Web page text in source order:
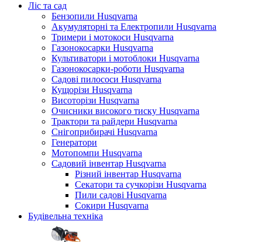
Ліс та сад
Бензопили Husqvarna
Акумуляторні та Електропили Husqvarna
Тримери і мотокоси Husqvarna
Газонокосарки Husqvarna
Культиватори і мотоблоки Husqvarna
Газонокосарки-роботи Husqvarna
Садові пилососи Husqvarna
Кущорізи Husqvarna
Висоторізи Husqvarna
Очисники високого тиску Husqvarna
Трактори та райдери Husqvarna
Снігоприбирачі Husqvarna
Генератори
Мотопомпи Husqvarna
Садовий інвентар Husqvarna
Різний інвентар Husqvarna
Секатори та сучкорізи Husqvarna
Пили садові Husqvarna
Сокири Husqvarna
Будівельна техніка